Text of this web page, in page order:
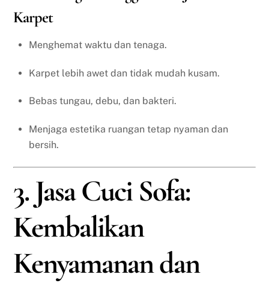
Karpet
Menghemat waktu dan tenaga.
Karpet lebih awet dan tidak mudah kusam.
Bebas tungau, debu, dan bakteri.
Menjaga estetika ruangan tetap nyaman dan
bersih.
3. Jasa Cuci Sofa:
Kembalikan
Kenyamanan dan